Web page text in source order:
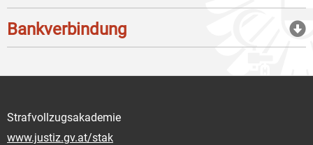
Bankverbindung
Strafvollzugsakademie
www.justiz.gv.at/stak